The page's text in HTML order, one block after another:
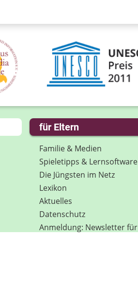
für Eltern
Familie & Medien
Spieletipps & Lernsoftware
Die Jüngsten im Netz
Lexikon
Aktuelles
Datenschutz
Anmeldung: Newsletter für